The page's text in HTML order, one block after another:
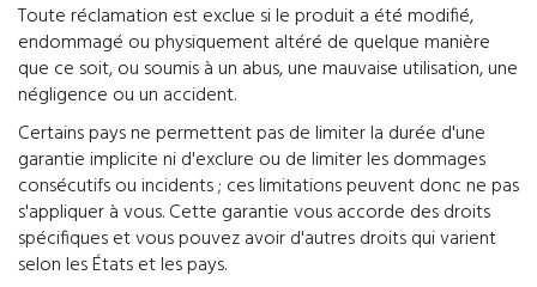
Toute réclamation est exclue si le produit a été modifié,
endommagé ou physiquement altéré de quelque manière
que ce soit, ou soumis à un abus, une mauvaise utilisation, une
négligence ou un accident.
Certains pays ne permettent pas de limiter la durée d'une
garantie implicite ni d'exclure ou de limiter les dommages
consécutifs ou incidents ; ces limitations peuvent donc ne pas
s'appliquer à vous. Cette garantie vous accorde des droits
spécifiques et vous pouvez avoir d'autres droits qui varient
selon les États et les pays.